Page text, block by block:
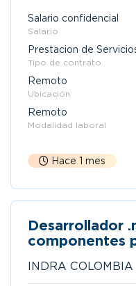
Salario confidencial
Salario
Prestacion de
Tipo de contrato
Remoto
Ubicación
Remoto
Modalidad laboral
Hace 1 mes
Desarrollador
componentes
INDRA COLOMBIA